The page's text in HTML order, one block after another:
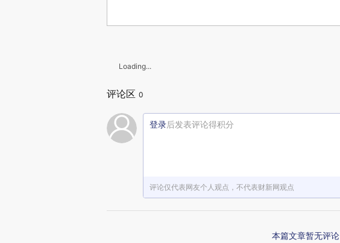
Loading...
评论区 0
登录后发表评论得积分
评论仅代表网友个人观点，不代表财新网观点
本篇文章暂无评论